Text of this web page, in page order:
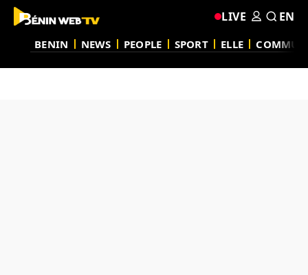
BENIN NEWS PEOPLE SPORT ELLE
LIVE EN